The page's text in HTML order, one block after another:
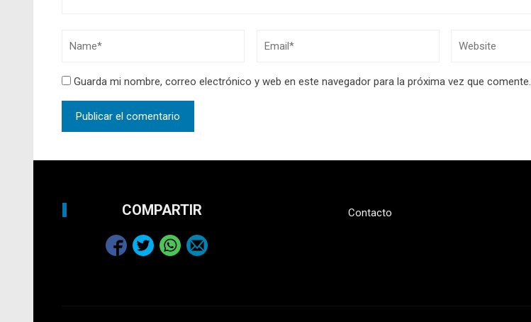
Guarda mi nombre, correo electrónico y web en este navegador para la próxima vez que comente.
COMPARTIR Contacto